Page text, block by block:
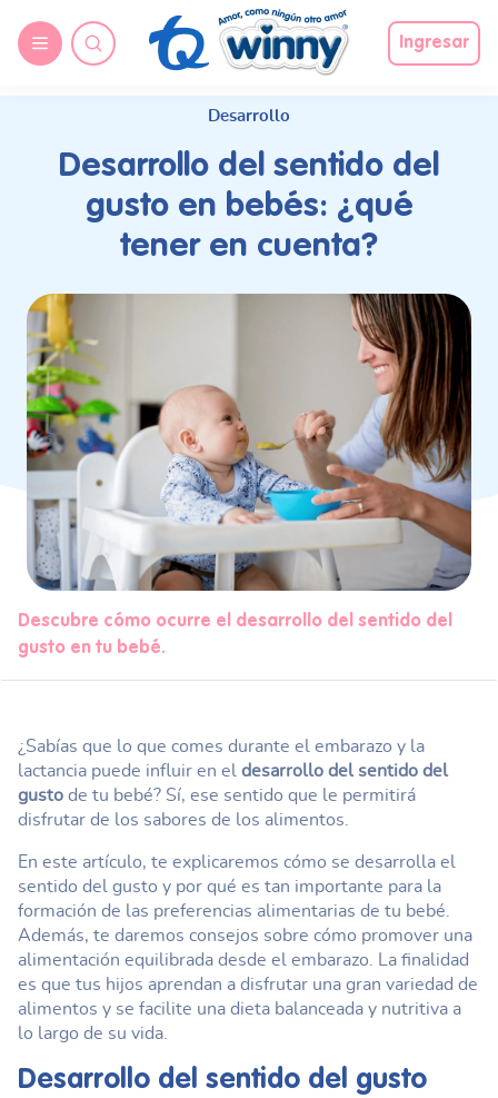
Ingresar
Desarrollo
Desarrollo del sentido del
gusto en bebés: ¿qué
tener en cuenta?
Descubre cómo ocurre el desarrollo del sentido del
gusto en tu bebé.
¿Sabías que lo que comes durante el embarazo y la
lactancia puede influir en el desarrollo del sentido del
gusto de tu bebé? Sí, ese sentido que le permitirá
disfrutar de los sabores de los alimentos.
En este artículo, te explicaremos cómo se desarrolla el
sentido del gusto y por qué es tan importante para la
formación de las preferencias alimentarias de tu bebé.
Además, te daremos consejos sobre cómo promover una
alimentación equilibrada desde el embarazo. La finalidad
es que tus hijos aprendan a disfrutar una gran variedad de
alimentos y se facilite una dieta balanceada y nutritiva a
lo largo de su vida.
Desarrollo del sentido del gusto